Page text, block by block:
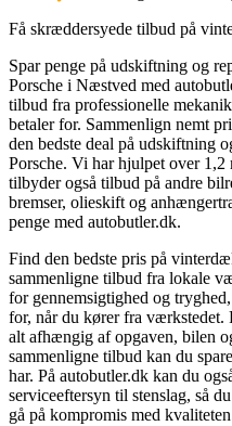
Få skræddersyede tilbud på
Spar penge på udskiftning og
Porsche i Næstved med
tilbud fra professionelle
betaler for. Sammenlign nemt
den bedste deal på udskiftning
Porsche. Vi har hjulpet over
tilbyder også tilbud på andre
bremser, olieskift og
penge med autobutler.dk.
Find den bedste pris på
sammenligne tilbud fra lokale
for gennemsigtighed og
for, når du kører fra værkstedet.
alt afhængig af opgaven, bilen
sammenligne tilbud kan du
har. På autobutler.dk kan du
serviceeftersyn til stenslag, så
gå på kompromis med